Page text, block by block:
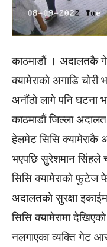
काठमाडाैं । अदालतकै
क्यामेराकाे अगाडि
अनाैंठाे लागे पनि घटना
काठमाडाैं जिल्ला अदालत
हेलमेट सिसि क्यामेराकै
भएपछि सुरेशमान सिंहले
सिसि क्यामेराकाे फुटेज
अदालतकाे सुरक्षा
सिसि क्यामेरामा
नलगाएका व्यक्ति गेट